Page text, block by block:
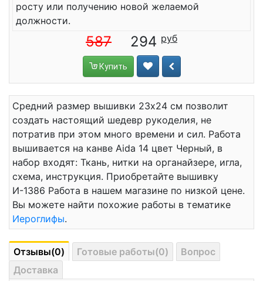
росту или получению новой желаемой
должности.
587 294
Купить
Средний размер вышивки 23x24 см позволит
создать настоящий шедевр рукоделия, не
потратив при этом много времени и сил. Работа
вышивается на канве Aida 14 цвет Черный, в
набор входят: Ткань, нитки на органайзере, игла,
схема, инструкция. Приобретайте вышивку
И-1386 Работа в нашем магазине по низкой цене.
Вы можете найти похожие работы в тематике
Иероглифы.
Отзывы(0) Готовые работы(0)
Вопрос
Доставка